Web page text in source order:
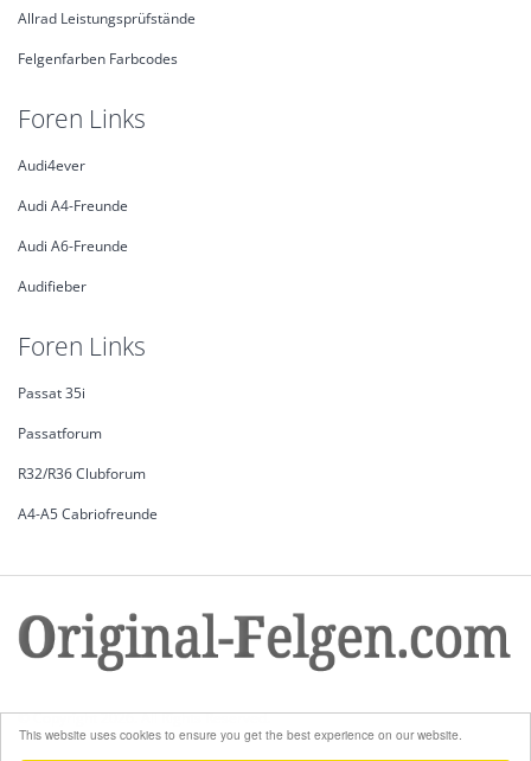
This website uses cookies to ensure you get the best experience on our website.
Allrad Leistungsprüfstände
Felgenfarben Farbcodes
Foren Links
Audi4ever
Audi A4-Freunde
Audi A6-Freunde
Audifieber
Foren Links
Passat 35i
Passatforum
R32/R36 Clubforum
A4-A5 Cabriofreunde
© Copyright 2026. All Rights Reserved.